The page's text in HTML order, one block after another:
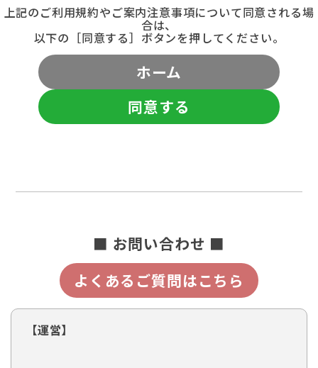
上記のご利用規約やご案内注意事項について同意される場
合は、
以下の［同意する］ボタンを押してください。
ホーム
同意する
■ お問い合わせ ■
よくあるご質問はこちら
【運営】